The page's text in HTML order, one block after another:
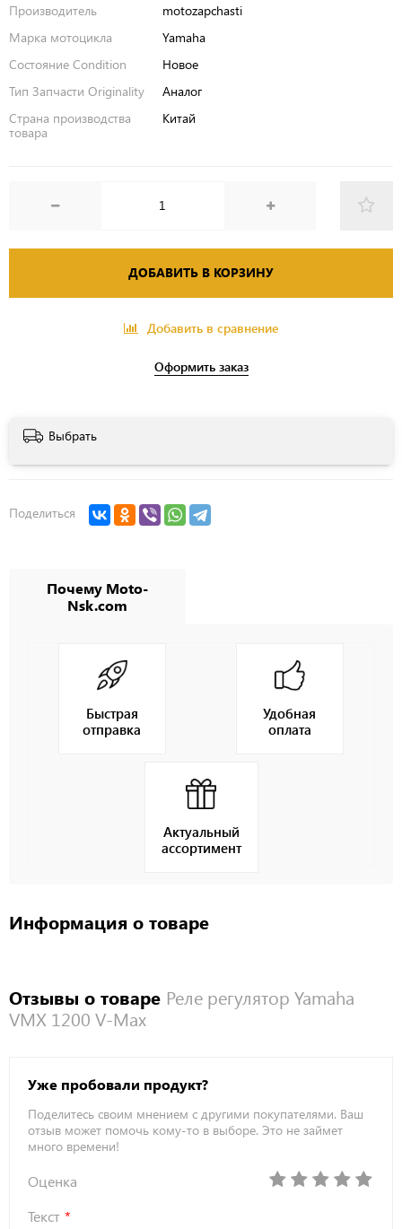
Производитель
motozapchasti
Марка мотоцикла
Yamaha
Состояние Condition
Новое
Тип Запчасти Originality
Аналог
Страна производства
товара
Китай
ДОБАВИТЬ В КОРЗИНУ
Добавить в сравнение
Оформить заказ
Выбрать
Поделиться
Почему Moto-
Nsk.com
Быстрая
отправка
Удобная
оплата
Актуальный
ассортимент
Информация о товаре
Отзывы о товаре Реле регулятор Yamaha
VMX 1200 V-Max
Уже пробовали продукт?
Поделитесь своим мнением с другими покупателями. Ваш
отзыв может помочь кому-то в выборе. Это не займет
много времени!
Оценка
Текст